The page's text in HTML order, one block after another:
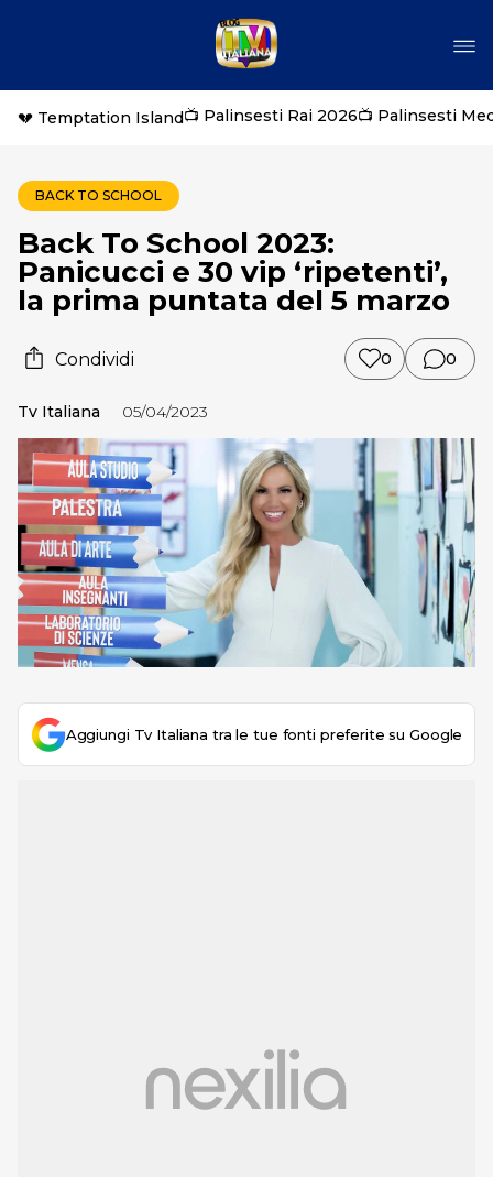
💔 Temptation Island📺 Palinsesti Rai 2026📺 Palinsesti
BACK TO SCHOOL
Back To School 2023:
Panicucci e 30 vip ‘ripetenti’,
la prima puntata del 5 marzo
Condividi 0 0
Tv Italiana 05/04/2023
Aggiungi Tv Italiana tra le tue fonti preferite su Google